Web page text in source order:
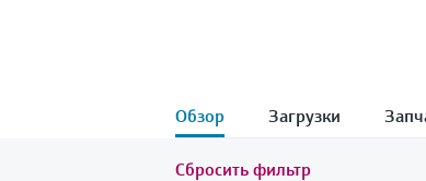
Обзор Загрузки
Сбросить фильтр